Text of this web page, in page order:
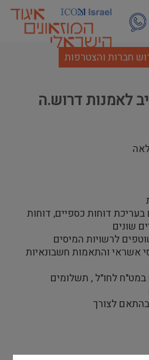
חברות והצטרפות
לאמנות דרוש.ה
דוחות כספיים, דוחות
שונים
לרשויות המיסים
אשראי והתאמות חשבונאיות
במט"ח לחו"ל , תשלומים
בהתאם לצורך